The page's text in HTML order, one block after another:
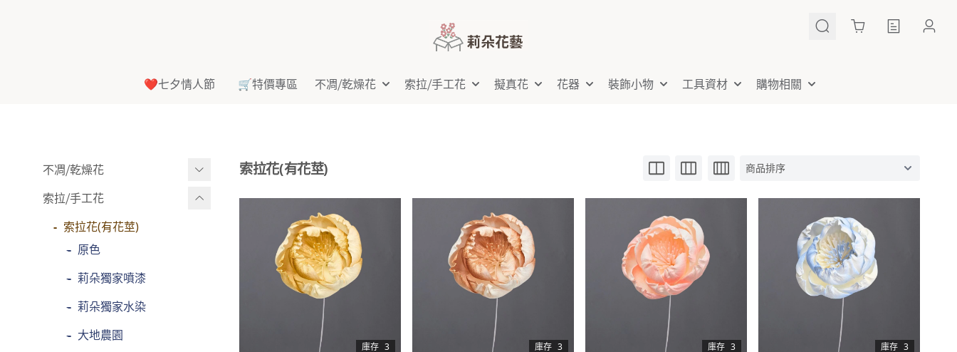
Cart
❤️七夕情人節 🛒特價專區 不凋⧸乾燥花 索拉⧸手工花 擬真花 花器 裝飾小物 工具資材 購物相關
不凋⧸乾燥花
多色組合
- 大玫瑰
- 中玫瑰
- 迷你玫瑰
- 其他
玫瑰
索拉⧸手工花
索拉花(有花莖)
- 原色
- 莉朵獨家噴漆
- 莉朵獨家水染
- 大地農園
索拉花(有花莖)
庫存 3 庫存 3 庫存 3 庫存 3